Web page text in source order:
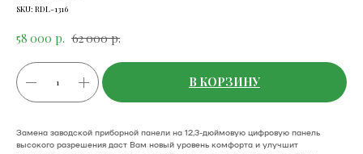
SKU: RDL-1316
58 000 р. 62 000 р.
В КОРЗИНУ
Замена заводской приборной панели на 12,3-дюймовую цифровую панель
высокого разрешения даст Вам новый уровень комфорта и улучшит